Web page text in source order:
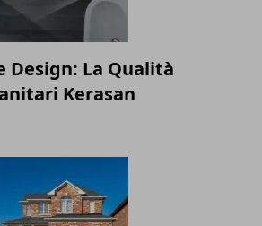
Design: La Qualità
Kerasan